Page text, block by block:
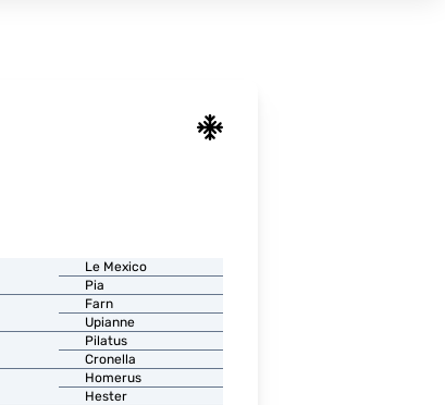
Le Mexico
Pia
Farn
Upianne
Pilatus
Cronella
Homerus
Hester